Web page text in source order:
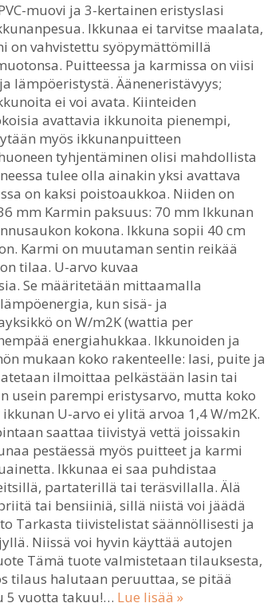
muovi ja 3-kertainen eristyslasi
Ikkunaa ei tarvitse maalata,
on vahvistettu syöpymättömillä
Puitteessa ja karmissa on viisi
lämpöeristystä. Ääneneristävyys;
ei voi avata. Kiinteiden
avattavia ikkunoita pienempi,
myös ikkunanpuitteen
tyhjentäminen olisi mahdollista
tulee olla ainakin yksi avattava
on kaksi poistoaukkoa. Niiden on
mm Karmin paksuus: 70 mm Ikkunan
kokona. Ikkuna sopii 40 cm
Karmi on muutaman sentin reikää
tilaa. U-arvo kuvaa
Se määritetään mittaamalla
kun sisä- ja
on W/m2K (wattia per
energiahukkaa. Ikkunoiden ja
mukaan koko rakenteelle: lasi, puite ja
ilmoittaa pelkästään lasin tai
usein parempi eristysarvo, mutta koko
U-arvo ei ylitä arvoa 1,4 W/m2K.
saattaa tiivistyä vettä joissakin
pestäessä myös puitteet ja karmi
Ikkunaa ei saa puhdistaa
partaterillä tai teräsvillalla. Älä
tai bensiiniä, sillä niistä voi jäädä
Tarkasta tiivistelistat säännöllisesti ja
Niissä voi hyvin käyttää autojen
Tämä tuote valmistetaan tilauksesta,
tilaus halutaan peruuttaa, se pitää
5 vuotta takuu!… Lue lisää »